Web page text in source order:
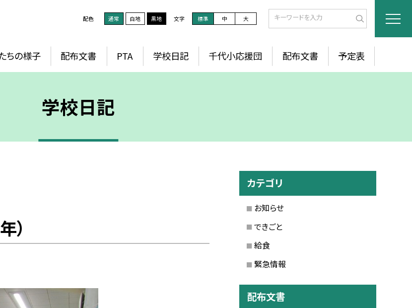
配色 通常 白地 黒地 文字 標準 中 大
ちの様子 配布文書 PTA 学校日記 千代小応援団 配布文書 予定表
学校日記
）
カテゴリ
お知らせ
できごと
給食
緊急情報
配布文書